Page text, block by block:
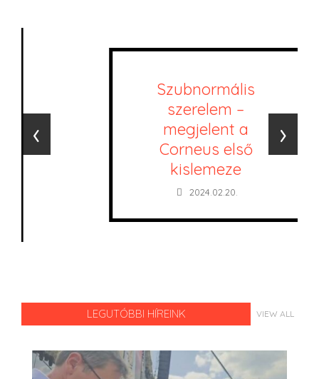
Szubnormális
szerelem –
megjelent a
Corneus első
kislemeze
2024.02.20.
‹ ›
LEGUTÓBBI HÍREINK VIEW ALL